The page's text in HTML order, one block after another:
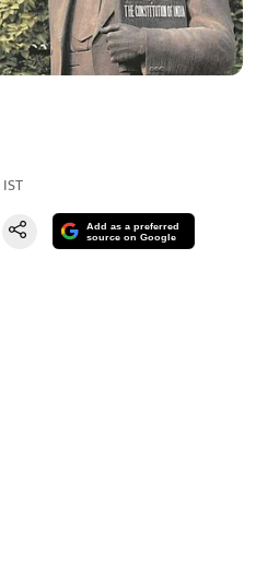
IST
Add as a preferred
source on Google